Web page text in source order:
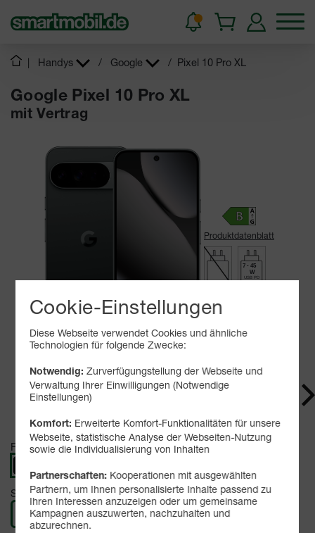
Handys / Google / Pixel 10 Pro XL
Google Pixel 10 Pro XL
mit Vertrag
Produktdatenblatt
7 - 45
W
USB PD
Produkt- und Sicherheitsinformationen
Farbe -Obsidian
Speicher - 256 GB
256 GB
Cookie-Einstellungen
Diese Webseite verwendet Cookies und ähnliche
Technologien für folgende Zwecke:
Notwendig: Zurverfügungstellung der Webseite und
Verwaltung Ihrer Einwilligungen (Notwendige
Einstellungen)
Komfort: Erweiterte Komfort-Funktionalitäten für unsere
Webseite, statistische Analyse der Webseiten-Nutzung
sowie die Individualisierung von Inhalten
Partnerschaften: Kooperationen mit ausgewählten
Partnern, um Ihnen personalisierte Inhalte passend zu
Ihren Interessen anzuzeigen oder um gemeinsame
Kampagnen auszuwerten, nachzuhalten und
abzurechnen.